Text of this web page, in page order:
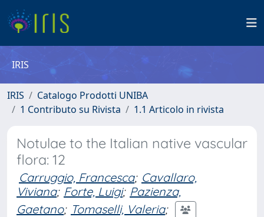
IRIS
IRIS
Catalogo Prodotti UNIBA
1 Contributo su Rivista
1.1 Articolo in rivista
Notulae to the Italian native vascular
flora: 12
Carruggio, Francesca; Cavallaro,
Viviana; Forte, Luigi; Pazienza,
Gaetano; Tomaselli, Valeria;